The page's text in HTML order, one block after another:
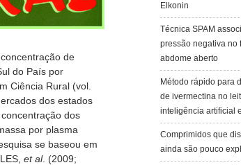
de
do País por
Ciência Rural (vol.
dos estados
dos
por plasma
se baseou em
et al. (2009;
Elkonin
Técnica SPAM
pressão negativa no
abdome aberto
Método rápido para
de ivermectina no
inteligência artificial
Comprimidos que
ainda são pouco